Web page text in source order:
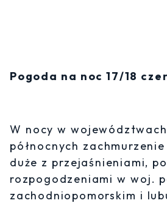
Pogoda na noc 17/18
W nocy w
północnych
duże z przejaśnieniami,
rozpogodzeniami w woj.
zachodniopomorskim i